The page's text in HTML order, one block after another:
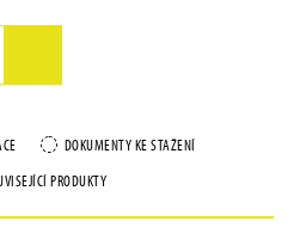
DOKUMENTY KE STAŽENÍ
PRODUKTY